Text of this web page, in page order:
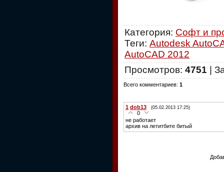
Категория: Софт и
Теги: Autodesk
AutoCAD 2012
Просмотров: 4751 |
Всего комментариев: 1
1 dob13 (05.02.2013 17:25)
0
не работает
архив на летитбите битый